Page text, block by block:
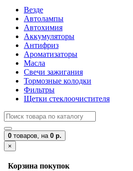
Везде
Автолампы
Автохимия
Аккумуляторы
Антифриз
Ароматизаторы
Масла
Свечи зажигания
Тормозные колодки
Фильтры
Щетки стеклоочистителя
0 товаров, на 0 р.
×
Корзина покупок